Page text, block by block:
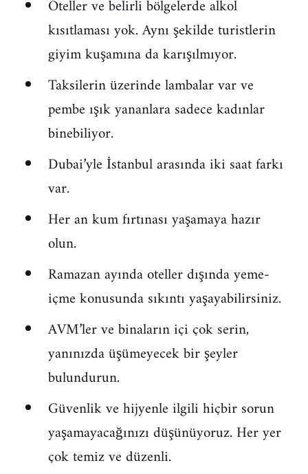
Oteller ve belirli bölgelerde alkol
kısıtlaması yok. Aynı şekilde turistlerin
giyim kuşamına da karışılmıyor.
Taksilerin üzerinde lambalar var ve
pembe ışık yananlara sadece kadınlar
binebiliyor.
Dubai’yle İstanbul arasında iki saat farkı
var.
Her an kum fırtınası yaşamaya hazır
olun.
Ramazan ayında oteller dışında yeme-
içme konusunda sıkıntı yaşayabilirsiniz.
AVM’ler ve binaların içi çok serin,
yanınızda üşümeyecek bir şeyler
bulundurun.
Güvenlik ve hijyenle ilgili hiçbir sorun
yaşamayacağınızı düşünüyoruz. Her yer
çok temiz ve düzenli.